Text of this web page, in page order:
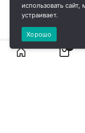
использовать сайт,
устраивает.
Хорошо